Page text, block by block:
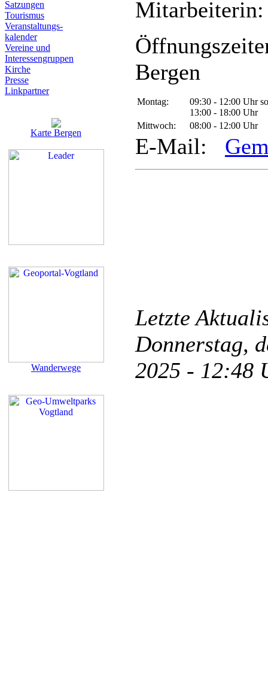
Satzungen
Tourismus
Veranstaltungs-
kalender
Vereine und
Interessen­gruppen
Kirche
Presse
Linkpartner
Karte Bergen
Wanderwege
Mitarbeiterin:
Bergen
Montag:
09:30 - 12:00 Uhr
13:00 - 18:00 Uhr
Mittwoch:
08:00 - 12:00 Uhr
E-Mail:
Letzte
Donnerstag,
2025 -